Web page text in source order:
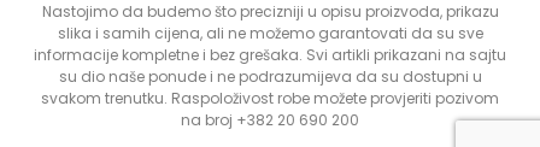
Nastojimo da budemo što precizniji u opisu proizvoda, prikazu
slika i samih cijena, ali ne možemo garantovati da su sve
informacije kompletne i bez grešaka. Svi artikli prikazani na sajtu
su dio naše ponude i ne podrazumijeva da su dostupni u
svakom trenutku. Raspoloživost robe možete provjeriti pozivom
na broj +382 20 690 200